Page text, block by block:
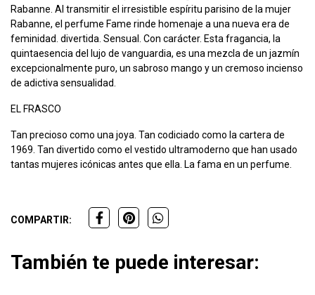
Rabanne. Al transmitir el irresistible espíritu parisino de la mujer
Rabanne, el perfume Fame rinde homenaje a una nueva era de
feminidad. divertida. Sensual. Con carácter. Esta fragancia, la
quintaesencia del lujo de vanguardia, es una mezcla de un jazmín
excepcionalmente puro, un sabroso mango y un cremoso incienso
de adictiva sensualidad.
EL FRASCO
Tan precioso como una joya. Tan codiciado como la cartera de
1969. Tan divertido como el vestido ultramoderno que han usado
tantas mujeres icónicas antes que ella. La fama en un perfume.
COMPARTIR:
También te puede interesar: